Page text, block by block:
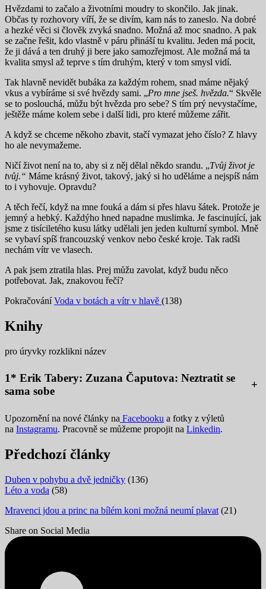
Hvězdami to začalo a životními moudry to skončilo. Jak jinak.
Občas ty rozhovory víří, že se divím, kam nás to zaneslo. Na dobré
a hezké věci si člověk zvyká snadno. Možná až moc snadno. A pak
se začne řešit, kdo vlastně v páru přináší tu kvalitu. Jeden má pocit,
že ji dává a ten druhý ji bere jako samozřejmost. Ale možná má ta
kvalita smysl až teprve s tím druhým, který v tom smysl vidí.
Tak hlavně nevidět bubáka za každým rohem, snad máme nějaký
vkus a vybíráme si své hvězdy sami. „Pro mne jseš. hvězda.“ Skvěle
se to poslouchá, můžu být hvězda pro sebe? S tím prý nevystačíme,
ještěže máme kolem sebe i další lidi, pro které můžeme zářit.
A když se chceme někoho zbavit, stačí vymazat jeho číslo? Z hlavy
ho ale nevymažeme.
Ničí život není na to, aby si z něj dělal někdo srandu. „Tvůj život je
tvůj.“ Máme krásný život, takový, jaký si ho uděláme a nejspíš nám
to i vyhovuje. Opravdu?
A těch řečí, když na mne fouká a dám si přes hlavu šátek. Protože je
jemný a hebký. Každýho hned napadne muslimka. Je fascinující, jak
jsme z tisíciletého kusu látky udělali jen jeden kulturní symbol. Mně
se vybaví spíš francouzský venkov nebo české kroje. Tak radši
nechám vítr ve vlasech.
A pak jsem ztratila hlas. Prej můžu zavolat, když budu něco
potřebovat. Jak, znakovou řečí?
PokračováníVoda v botách a vítr v hlavě (138)
Knihy
pro úryvky rozklikni název
1* Erik Tabery: Zuzana Čaputova: Neztratit se
sama sobe
+
Upozornění na nové články na Facebooku a fotky z výletů
na Instagramu. Pracovně se můžeme propojit na Linkedin.
Předchozí články
Duben v pohybu a dvě jedničky (136)
Léto a voda (58)
Mravenci jdou a princ na bílém koni možná neumí plavat (21)
Share on Social Media